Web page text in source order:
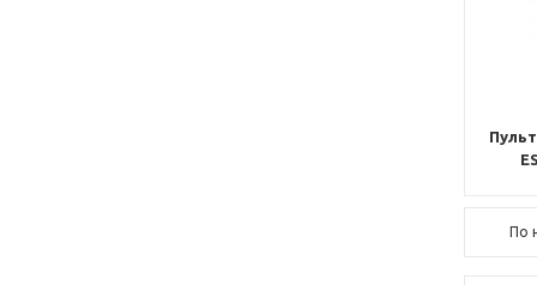
По